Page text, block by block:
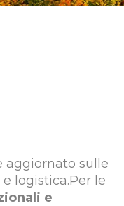
aggiornato sulle
logistica.Per le
e